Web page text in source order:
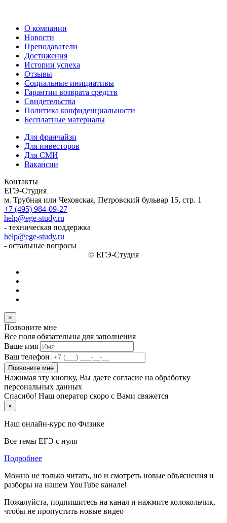
О компании
Новости
Преподаватели
Достижения
Истории успеха
Отзывы
Социальные инициативы
Гарантии возврата средств
Свидетельства
Политика конфиденциальности
Бесплатные материалы
Для франчайзи
Для инвесторов
Для СМИ
Вакансии
Контакты
ЕГЭ-Студия
м. Трубная или Чеховская, Петровский бульвар 15, стр. 1
+7 (495) 984-09-27
help@ege-study.ru
- техническая поддержка
help@ege-study.ru
- остальные вопросы
© ЕГЭ-Студия
×
Позвоните мне
Все поля обязательны для заполнения
Ваше имя
Ваш телефон
Позвоните мне
Нажимая эту кнопку, Вы даете согласие на обработку
персональных данных
Спасибо! Наш оператор скоро с Вами свяжется
×
Наш онлайн-курс по Физике
Все темы ЕГЭ с нуля
Подробнее
Можно не только читать, но и смотреть новые объяснения и
разборы на нашем YouTube канале!
Пожалуйста, подпишитесь на канал и нажмите колокольчик,
чтобы не пропустить новые видео